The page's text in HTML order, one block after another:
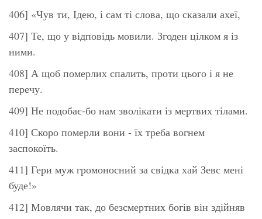
406] «Чув ти, Ідею, і сам ті слова, що сказали ахеї,
407] Те, що у відповідь мовили. Згоден цілком я із
ними.
408] А щоб померлих спалить, проти цього і я не
перечу.
409] Не подобає-бо нам зволікати із мертвих тілами.
410] Скоро померли вони - їх треба вогнем
заспокоїть.
411] Гери муж громоносний за свідка хай Зевс мені
буде!»
412] Мовлячи так, до безсмертних богів він здійняв